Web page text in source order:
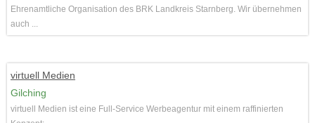
Ehrenamtliche Organisation des BRK Landkreis Starnberg. Wir übernehmen
auch ...
virtuell Medien
Gilching
virtuell Medien ist eine Full-Service Werbeagentur mit einem raffinierten